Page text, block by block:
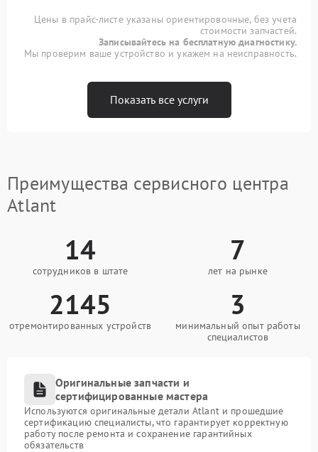
Цены в прайс-листе указаны ориентировочные, без учета
стоимости запчастей.
Записывайтесь на бесплатную диагностику.
Мы проверим ваше устройство и укажем на неисправность.
Показать все услуги
Преимущества сервисного центра
Atlant
14
сотрудников в штате
7
лет на рынке
2145
отремонтированных устройств
3
минимальный опыт работы
специалистов
Оригинальные запчасти и
сертифицированные мастера
Используются оригинальные детали Atlant и прошедшие
сертификацию специалисты, что гарантирует корректную
работу после ремонта и сохранение гарантийных
обязательств